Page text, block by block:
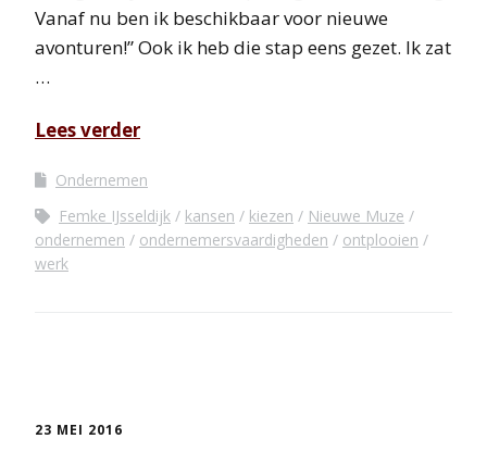
Vanaf nu ben ik beschikbaar voor nieuwe
avonturen!” Ook ik heb die stap eens gezet. Ik zat
…
Lees verder
Ondernemen
Femke IJsseldijk
kansen kiezen
Nieuwe Muze
ondernemen
ondernemersvaardigheden
ontplooien
werk
23 MEI 2016